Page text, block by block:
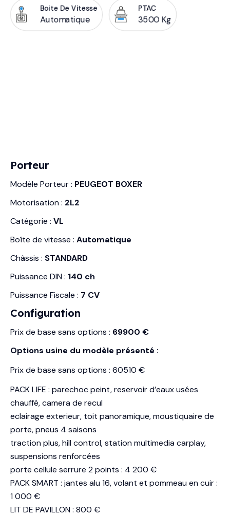
Boite De Vitesse
Automatique
PTAC
3500 Kg
Porteur
Modèle Porteur : PEUGEOT BOXER
Motorisation : 2L2
Catégorie : VL
Boîte de vitesse : Automatique
Châssis : STANDARD
Puissance DIN : 140 ch
Puissance Fiscale : 7 CV
Configuration
Prix de base sans options : 69900 €
Options usine du modèle présenté :
Prix de base sans options : 60510 €
PACK LIFE : parechoc peint, reservoir d’eaux usées
chauffé, camera de recul
eclairage exterieur, toit panoramique, moustiquaire de
porte, pneus 4 saisons
traction plus, hill control, station multimedia carplay,
suspensions renforcées
porte cellule serrure 2 points : 4 200 €
PACK SMART : jantes alu 16, volant et pommeau en cuir :
1 000 €
LIT DE PAVILLON : 800 €